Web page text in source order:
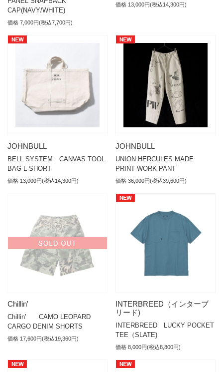
CAP(NAVY/WHITE)
価格 7,000円(税込7,700円)
価格 13,000円(税込14,300円)
JOHNBULL
BELL SYSTEM CANVAS TOOL
BAG L-SHORT
価格 13,000円(税込14,300円)
JOHNBULL
UNION HERCULES MADE
PRINT WORK PANT
価格 36,000円(税込39,600円)
Chillin'
Chillin' CAMO LEOPARD
CARGO DENIM SHORTS
価格 17,600円(税込19,360円)
INTERBREED（インターブ
リード)
INTERBREED LUCKY POCKET
TEE（SLATE)
価格 8,000円(税込8,800円)